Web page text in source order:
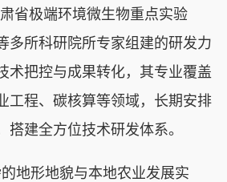
省极端环境微生物重点实验
多所科研院所专家组建的研发力
术把控与成果转化，其专业覆盖
工程、碳核算等领域，长期安排
搭建全方位技术研发体系。
形地貌与本地农业发展实